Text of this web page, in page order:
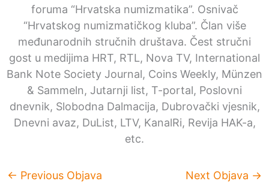
foruma “Hrvatska numizmatika”. Osnivač
“Hrvatskog numizmatičkog kluba”. Član više
međunarodnih stručnih društava. Čest stručni
gost u medijima HRT, RTL, Nova TV, International
Bank Note Society Journal, Coins Weekly, Münzen
& Sammeln, Jutarnji list, T-portal, Poslovni
dnevnik, Slobodna Dalmacija, Dubrovački vjesnik,
Dnevni avaz, DuList, LTV, KanalRi, Revija HAK-a,
etc.
← Previous Objava Next Objava →